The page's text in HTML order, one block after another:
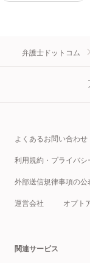
弁護士ドットコム
よくあるお問い合わ
利用規約・プライバシ
外部送信規律事項の公
運営会社 オプト
関連サービス